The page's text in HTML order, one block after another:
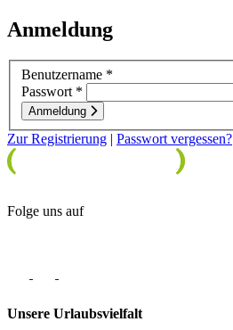
Anmeldung
Benutzername
Passwort
Anmeldung
Zur Registrierung | Passwort vergessen?
Folge uns auf
Unsere Urlaubsvielfalt